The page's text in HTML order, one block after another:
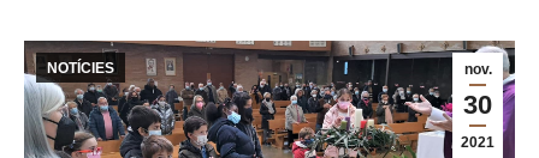
nov.
30
2021
NOTÍCIES